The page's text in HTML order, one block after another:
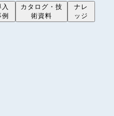
カタログ・技
術資料
ナレ
ッジ